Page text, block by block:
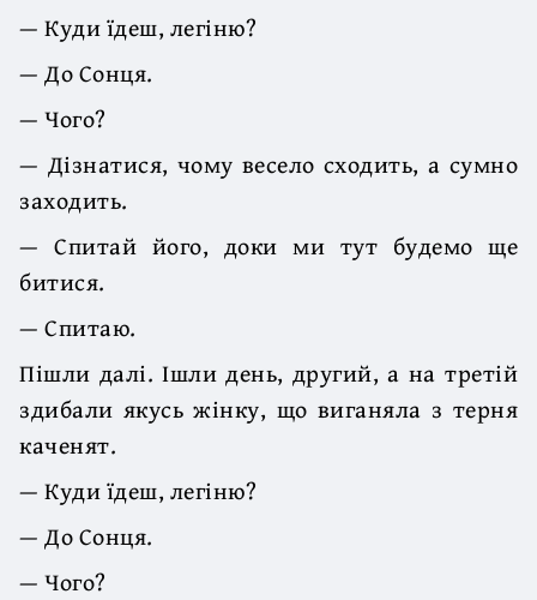
— Куди їдеш, легіню?
— До Сонця.
— Чого?
— Дізнатися, чому весело сходить, а сумно
заходить.
— Спитай його, доки ми тут будемо ще
битися.
— Спитаю.
Пішли далі. Ішли день, другий, а на третій
здибали якусь жінку, що виганяла з терня
каченят.
— Куди їдеш, легіню?
— До Сонця.
— Чого?